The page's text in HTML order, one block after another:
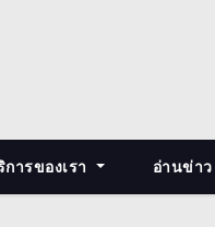
การของเรา อ่านข่าว